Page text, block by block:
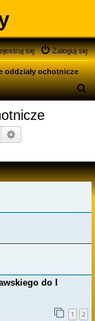
Zaloguj się
się
oddziały ochotnicze
S
j
Szukaj
do I
1 2